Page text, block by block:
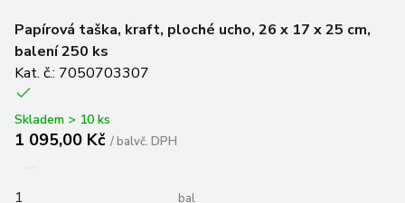
Papírová taška, kraft, ploché ucho, 26 x 17 x 25 cm,
balení 250 ks
Kat. č.: 7050703307
Skladem > 10 ks
1 095,00 Kč /balvč. DPH
bal